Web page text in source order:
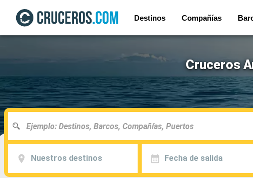
Destinos Compañías
Cruceros
Nuestros destinos Fecha de salida